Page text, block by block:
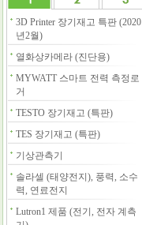
3D Printer 장기재고 특판 (2020
년2월)
열화상카메라 (진단용)
MYWATT 스마트 전력 측정로
거
TESTO 장기재고 (특판)
TES 장기재고 (특판)
기상관측기
솔라셀 (태양전지), 풍력, 소수
력, 연료전지
Lutron1 제품 (전기, 전자 계측